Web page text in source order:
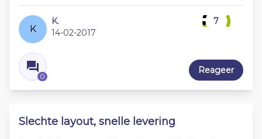
K
K.
14-02-2017
0
7
Reageer
Slechte layout, snelle levering